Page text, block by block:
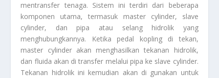
mentransfer tenaga. Sistem ini terdiri dari beberapa
komponen utama, termasuk master cylinder, slave
cylinder, dan pipa atau selang hidrolik yang
menghubungkannya. Ketika pedal kopling di tekan,
master cylinder akan menghasilkan tekanan hidrolik,
dan fluida akan di transfer melalui pipa ke slave cylinder.
Tekanan hidrolik ini kemudian akan di gunakan untuk